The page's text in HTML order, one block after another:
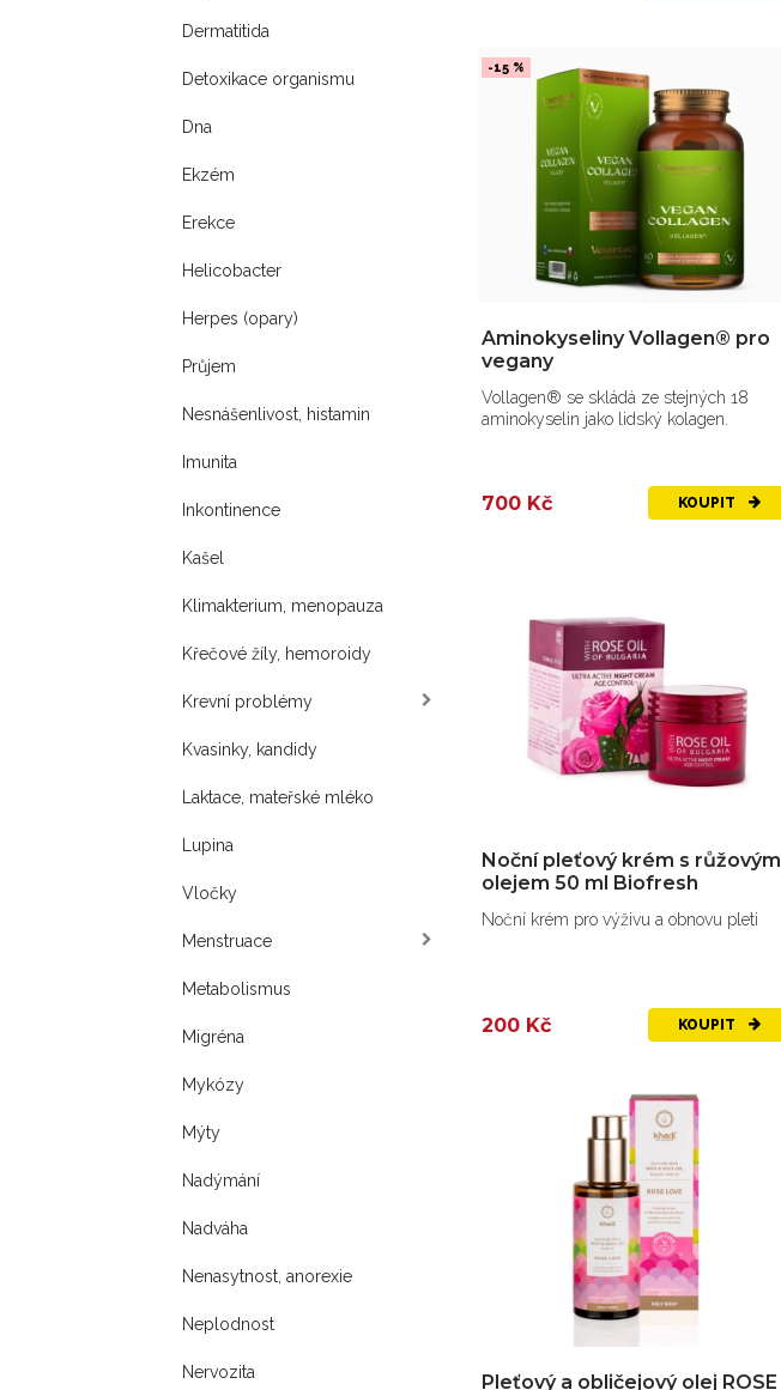
Dermatitida
Detoxikace organismu
Dna
Ekzém
Erekce
Helicobacter
Herpes (opary)
Průjem
Nesnášenlivost, histamin
Imunita
Inkontinence
Kašel
Klimakterium, menopauza
Křečové žíly, hemoroidy
Krevní problémy
Kvasinky, kandidy
Laktace, mateřské mléko
Lupina
Vločky
Menstruace
Metabolismus
Migréna
Mykózy
Mýty
Nadýmání
Nadváha
Nenasytnost, anorexie
Neplodnost
Nervozita
-15 %
Aminokyseliny Vollagen® pro
vegany
Vollagen® se skládá ze stejných 18
aminokyselin jako lidský kolagen.
700 Kč KOUPIT
Noční pleťový krém s růžovým
olejem 50 ml Biofresh
Noční krém pro výživu a obnovu pleti
200 Kč KOUPIT
Pleťový a obličejový olej ROSE